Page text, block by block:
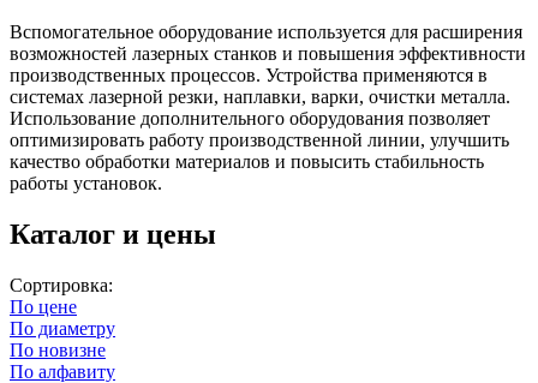
Вспомогательное оборудование используется для расширения
возможностей лазерных станков и повышения эффективности
производственных процессов. Устройства применяются в
системах лазерной резки, наплавки, варки, очистки металла.
Использование дополнительного оборудования позволяет
оптимизировать работу производственной линии, улучшить
качество обработки материалов и повысить стабильность
работы установок.
Каталог и цены
Сортировка:
По цене
По диаметру
По новизне
По алфавиту